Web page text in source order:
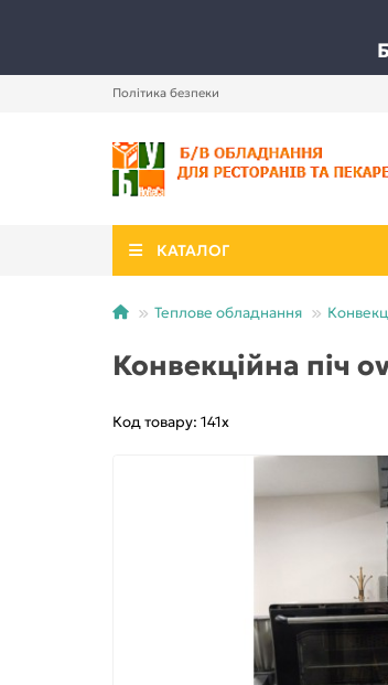
Політика безпеки
КАТАЛОГ
Теплове обладнання
Конвекційна піч
Код товару: 141х